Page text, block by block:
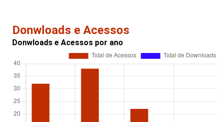
Donwloads e Acessos
Donwloads e Acessos por ano